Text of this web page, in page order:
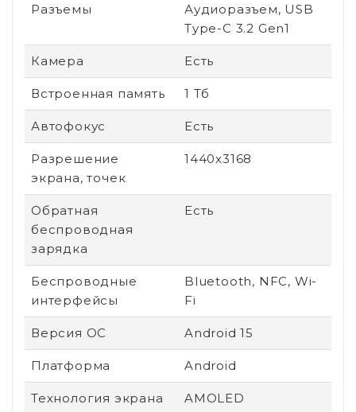
Разъемы
Аудиоразъем, USB
Type-C 3.2 Gen1
Камера Есть
Встроенная память 1 Тб
Автофокус Есть
Разрешение
экрана, точек
1440x3168
Обратная
беспроводная
зарядка
Есть
Беспроводные
интерфейсы
Bluetooth, NFC, Wi-
Fi
Версия ОС Android 15
Платформа Android
Технология экрана AMOLED